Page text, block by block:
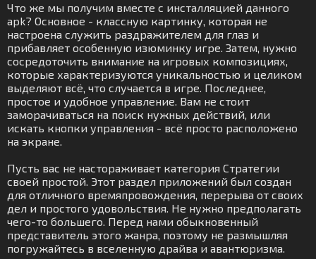
Что же мы получим вместе с инсталляцией данного
apk? Основное - классную картинку, которая не
настроена служить раздражителем для глаз и
прибавляет особенную изюминку игре. Затем, нужно
сосредоточить внимание на игровых композициях,
которые характеризуются уникальностью и целиком
выделяют всё, что случается в игре. Последнее,
простое и удобное управление. Вам не стоит
заморачиваться на поиск нужных действий, или
искать кнопки управления - всё просто расположено
на экране.
Пусть вас не настораживает категория Стратегии
своей простой. Этот раздел приложений был создан
для отличного времяпровождения, перерыва от своих
дел и простого удовольствия. Не нужно предполагать
чего-то большего. Перед нами обыкновенный
представитель этого жанра, поэтому не размышляя
погружайтесь в вселенную драйва и авантюризма.